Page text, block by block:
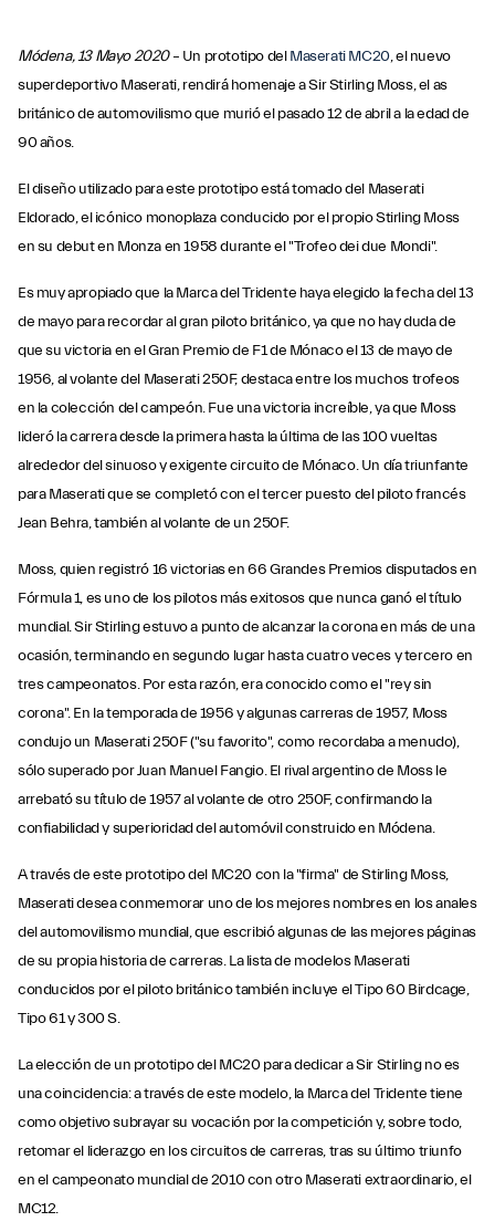
Módena, 13 Mayo 2020– Un prototipo delMaserati MC20, el nuevo
superdeportivo Maserati, rendirá homenaje a Sir Stirling Moss, el as
británico de automovilismo que murió el pasado 12 de abril a la edad de
90 años.
El diseño utilizado para este prototipo está tomado del Maserati
Eldorado, el icónico monoplaza conducido por el propio Stirling Moss
en su debut en Monza en 1958 durante el "Trofeo dei due Mondi".
Es muy apropiado que la Marca del Tridente haya elegido la fecha del 13
de mayo para recordar al gran piloto británico, ya que no hay duda de
que su victoria en el Gran Premio de F1 de Mónaco el 13 de mayo de
1956, al volante del Maserati 250F, destaca entre los muchos trofeos
en la colección del campeón. Fue una victoria increíble, ya que Moss
lideró la carrera desde la primera hasta la última de las 100 vueltas
alrededor del sinuoso y exigente circuito de Mónaco. Un día triunfante
para Maserati que se completó con el tercer puesto del piloto francés
Jean Behra, también al volante de un 250F.
Moss, quien registró 16 victorias en 66 Grandes Premios disputados en
Fórmula 1, es uno de los pilotos más exitosos que nunca ganó el título
mundial. Sir Stirling estuvo a punto de alcanzar la corona en más de una
ocasión, terminando en segundo lugar hasta cuatro veces y tercero en
tres campeonatos. Por esta razón, era conocido como el "rey sin
corona". En la temporada de 1956 y algunas carreras de 1957, Moss
condujo un Maserati 250F ("su favorito", como recordaba a menudo),
sólo superado por Juan Manuel Fangio. El rival argentino de Moss le
arrebató su título de 1957 al volante de otro 250F, confirmando la
confiabilidad y superioridad del automóvil construido en Módena.
A través de este prototipo del MC20 con la "firma" de Stirling Moss,
Maserati desea conmemorar uno de los mejores nombres en los anales
del automovilismo mundial, que escribió algunas de las mejores páginas
de su propia historia de carreras. La lista de modelos Maserati
conducidos por el piloto británico también incluye el Tipo 60 Birdcage,
Tipo 61 y 300 S.
La elección de un prototipo del MC20 para dedicar a Sir Stirling no es
una coincidencia: a través de este modelo, la Marca del Tridente tiene
como objetivo subrayar su vocación por la competición y, sobre todo,
retomar el liderazgo en los circuitos de carreras, tras su último triunfo
en el campeonato mundial de 2010 con otro Maserati extraordinario, el
MC12.